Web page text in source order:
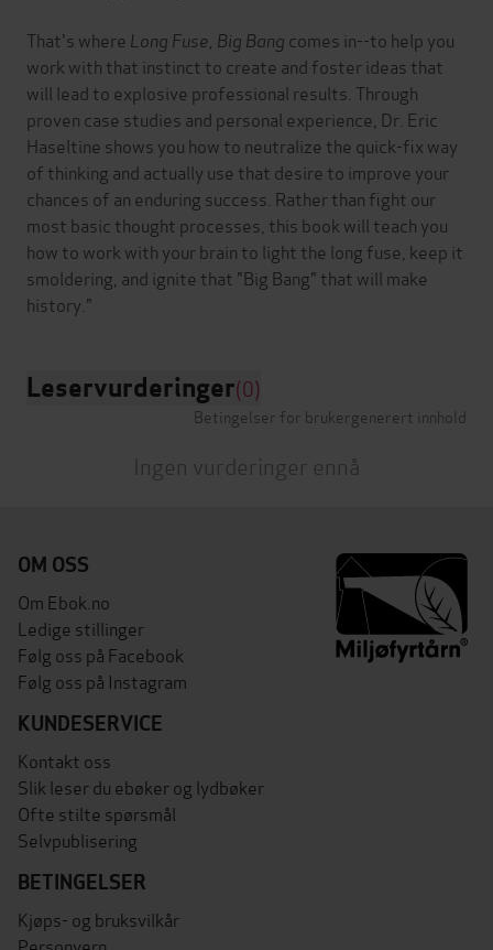
That's where Long Fuse, Big Bang comes in--to help you
work with that instinct to create and foster ideas that
will lead to explosive professional results. Through
proven case studies and personal experience, Dr. Eric
Haseltine shows you how to neutralize the quick-fix way
of thinking and actually use that desire to improve your
chances of an enduring success. Rather than fight our
most basic thought processes, this book will teach you
how to work with your brain to light the long fuse, keep it
smoldering, and ignite that "Big Bang" that will make
Leservurderinger(0)
Betingelser for brukergenerert innhold
Ingen vurderinger ennå
OM OSS
Om Ebok.no
Ledige stillinger
Følg oss på Facebook
Følg oss på Instagram
KUNDESERVICE
Kontakt oss
Slik leser du ebøker og lydbøker
Ofte stilte spørsmål
Selvpublisering
BETINGELSER
Kjøps- og bruksvilkår